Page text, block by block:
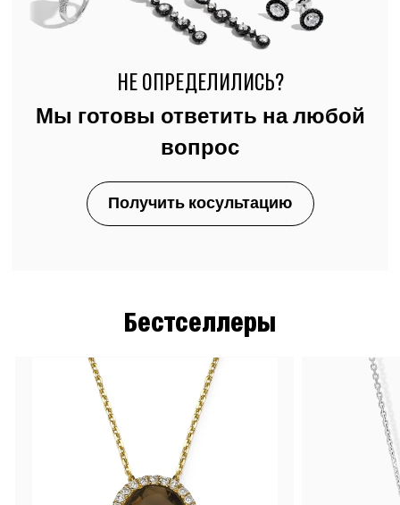
Бестселлеры
НЕ ОПРЕДЕЛИЛИСЬ?
Мы готовы ответить на любой
вопрос
Получить косультацию